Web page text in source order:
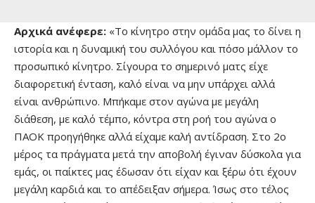
Αρχικά ανέφερε: «Το κίνητρο στην ομάδα μας το δίνει η
ιστορία και η δυναμική του συλλόγου και πόσο μάλλον το
προσωπικό κίνητρο. Σίγουρα το σημερινό ματς είχε
διαφορετική ένταση, καλό είναι να μην υπάρχει αλλά
είναι ανθρώπινο. Μπήκαμε στον αγώνα με μεγάλη
διάθεση, με καλό τέμπο, κόντρα στη ροή του αγώνα ο
ΠΑΟΚ προηγήθηκε αλλά είχαμε καλή αντίδραση. Στο 2ο
μέρος τα πράγματα μετά την αποβολή έγιναν δύσκολα για
εμάς, οι παίκτες μας έδωσαν ότι είχαν και ξέρω ότι έχουν
μεγάλη καρδιά και το απέδειξαν σήμερα. Ίσως στο τέλος